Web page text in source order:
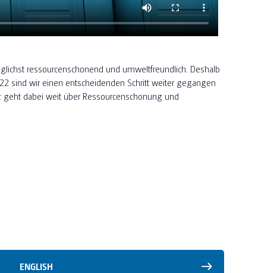
ressourcenschonend und umweltfreundlich. Deshalb
sind wir einen entscheidenden Schritt weiter gegangen
dabei weit über Ressourcenschonung und
ENGLISH